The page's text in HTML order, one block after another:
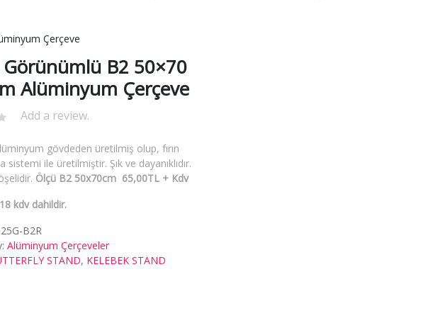
Çerçeve
Görünümlü B2 50×70
Alüminyum Çerçeve
Add a review.
gövdeden üretilmiş olup, fırın
sistemi ile üretilmiştir. Şık ve dayanıklıdır.
Ölçü B2 50x70cm 65,00TL + Kdv
kdv dahildir.
B2R
Alüminyum Çerçeveler
STAND, KELEBEK STAND